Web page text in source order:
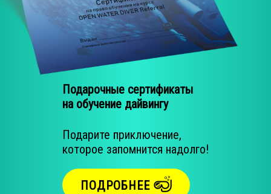
Команда
Контакты
Планируемые
Минисафари по Ладоге 7-9 августа
Состоявшиеся
Подарочные сертификаты
на обучение дайвингу
Подарите приключение,
которое запомнится надолго!
ПОДРОБНЕЕ